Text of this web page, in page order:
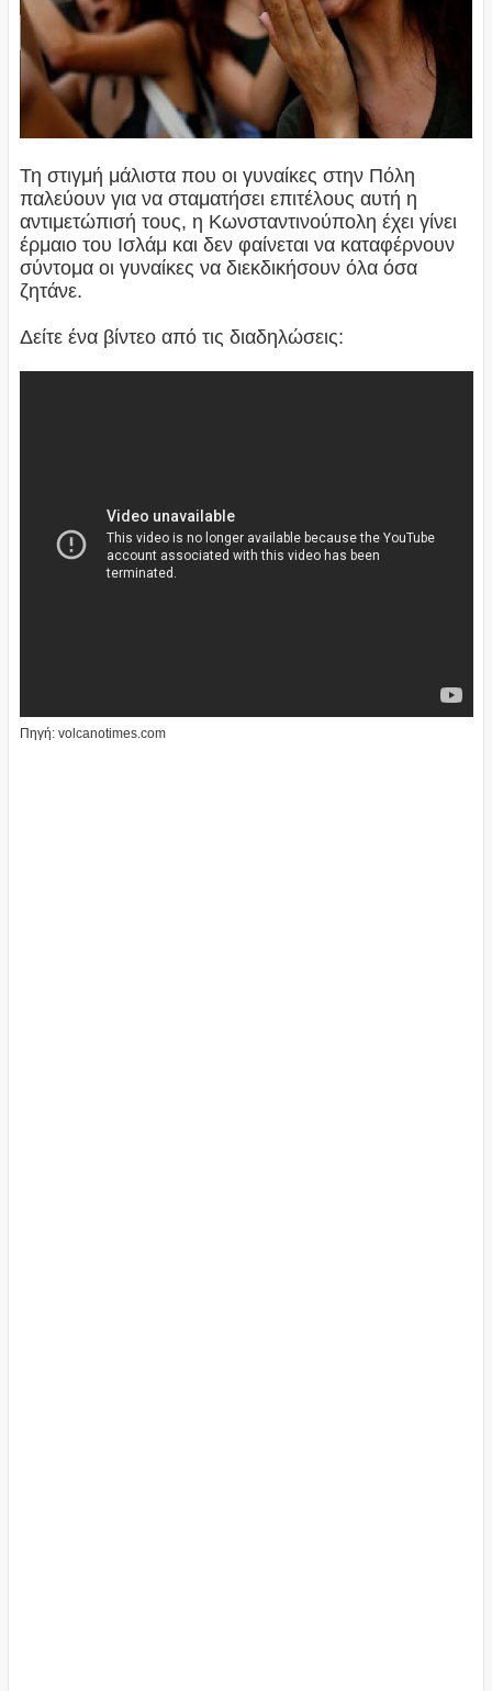
Τη στιγμή μάλιστα που οι γυναίκες στην Πόλη
παλεύουν για να σταματήσει επιτέλους αυτή η
αντιμετώπισή τους, η Κωνσταντινούπολη έχει γίνει
έρμαιο του Ισλάμ και δεν φαίνεται να καταφέρνουν
σύντομα οι γυναίκες να διεκδικήσουν όλα όσα
ζητάνε.
Δείτε ένα βίντεο από τις διαδηλώσεις:
Πηγή: volcanotimes.com